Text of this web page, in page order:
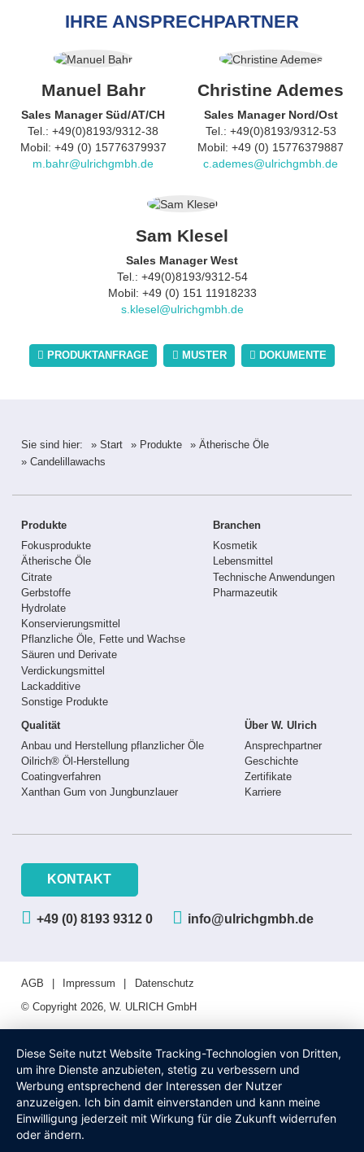
IHRE ANSPRECHPARTNER
Manuel Bahr
Sales Manager Süd/AT/CH
Tel.: +49(0)8193/9312-38
Mobil: +49 (0) 15776379937
m.bahr@ulrichgmbh.de
Christine Ademes
Sales Manager Nord/Ost
Tel.: +49(0)8193/9312-53
Mobil: +49 (0) 15776379887
c.ademes@ulrichgmbh.de
Sam Klesel
Sales Manager West
Tel.: +49(0)8193/9312-54
Mobil: +49 (0) 151 11918233
s.klesel@ulrichgmbh.de
PRODUKTANFRAGE MUSTER DOKUMENTE
Sie sind hier: » Start » Produkte
» Ätherische Öle
» Candelillawachs
Produkte
Fokusprodukte
Ätherische Öle
Citrate
Gerbstoffe
Hydrolate
Konservierungsmittel
Pflanzliche Öle, Fette und Wachse
Säuren und Derivate
Verdickungsmittel
Lackadditive
Sonstige Produkte
Branchen
Kosmetik
Lebensmittel
Technische Anwendungen
Pharmazeutik
Qualität
Anbau und Herstellung pflanzlicher Öle
Oilrich® Öl-Herstellung
Coatingverfahren
Xanthan Gum von Jungbunzlauer
Über W. Ulrich
Ansprechpartner
Geschichte
Zertifikate
Karriere
KONTAKT
+49 (0) 8193 9312 0 info@ulrichgmbh.de
AGB Impressum
Datenschutz
© Copyright 2026, W. ULRICH GmbH
Diese Seite nutzt Website Tracking-Technologien von Dritten,
um ihre Dienste anzubieten, stetig zu verbessern und
Werbung entsprechend der Interessen der Nutzer
anzuzeigen. Ich bin damit einverstanden und kann meine
Einwilligung jederzeit mit Wirkung für die Zukunft widerrufen
oder ändern.